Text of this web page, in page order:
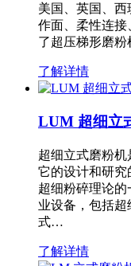
美国、英国、
作面、柔性连接
了超压梯形磨
了解详情
LUM 超细立
超细立式磨粉机
它的设计和研究
超细粉碎理论
业设备，包括
式…
了解详情